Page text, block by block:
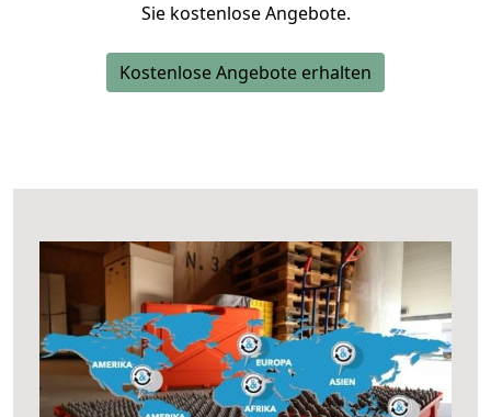
Sie kostenlose Angebote.
Kostenlose Angebote erhalten